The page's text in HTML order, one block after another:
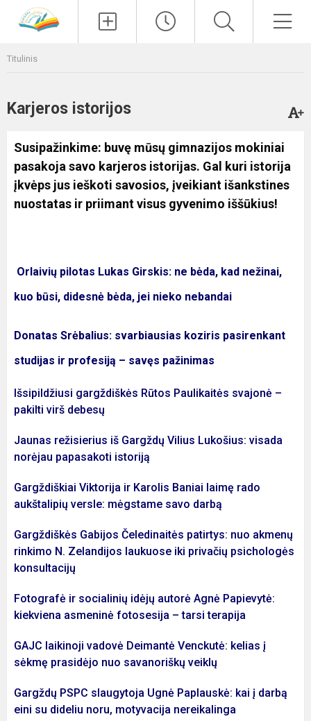
Titulinis
Karjeros istorijos
Susipažinkime: buvę mūsų gimnazijos mokiniai
pasakoja savo karjeros istorijas. Gal kuri istorija
įkvėps jus ieškoti savosios, įveikiant išankstines
nuostatas ir priimant visus gyvenimo iššūkius!
Orlaivių pilotas Lukas Girskis: ne bėda, kad nežinai,
kuo būsi, didesnė bėda, jei nieko nebandai
Donatas Srėbalius: svarbiausias koziris pasirenkant
studijas ir profesiją – savęs pažinimas
Išsipildžiusi gargždiškės Rūtos Paulikaitės svajonė –
pakilti virš debesų
Jaunas režisierius iš Gargždų Vilius Lukošius: visada
norėjau papasakoti istoriją
Gargždiškiai Viktorija ir Karolis Baniai laimę rado
aukštalipių versle: mėgstame savo darbą
Gargždiškės Gabijos Čeledinaitės patirtys: nuo akmenų
rinkimo N. Zelandijos laukuose iki privačių psichologės
konsultacijų
Fotografė ir socialinių idėjų autorė Agnė Papievytė:
kiekviena asmeninė fotosesija – tarsi terapija
GAJC laikinoji vadovė Deimantė Venckutė: kelias į
sėkmę prasidėjo nuo savanoriškų veiklų
Gargždų PSPC slaugytoja Ugnė Paplauskė: kai į darbą
eini su dideliu noru, motyvacija nereikalinga